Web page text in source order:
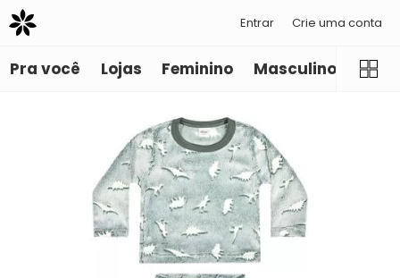
Entrar Crie uma conta
Pra você Lojas Feminino Masculino